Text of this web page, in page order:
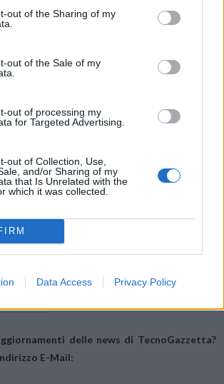
out of the Sharing of my
out of the Sale of my
out of processing my
for Targeted Advertising.
out of Collection, Use,
and/or Sharing of my
that Is Unrelated with the
which it was collected.
Data Access Privacy Policy
ha affermato Marco Fanuli, Security
di Check Point Software
come il Natale. Però, sia l’attività
sono all’ordine del giorno, quindi utenti e
stare all’erta perché nessuno è mai esente dal
LinkedIn
delle news di TecnoGazzetta?
E-Mail: